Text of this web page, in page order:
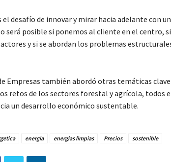
desafío de innovar y mirar hacia adelante con
será posible si ponemos al cliente en el centro,
y si se abordan los problemas
Empresas también abordó otras temáticas
retos de los sectores forestal y agrícola, todos
un desarrollo económico sustentable.
energia energias limpias Precios sostenible